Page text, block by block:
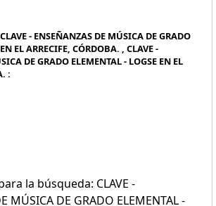
- ENSEÑANZAS DE MÚSICA DE GRADO
EL ARRECIFE, CÓRDOBA. , CLAVE -
DE GRADO ELEMENTAL - LOGSE EN EL
:
la búsqueda: CLAVE -
MÚSICA DE GRADO ELEMENTAL -